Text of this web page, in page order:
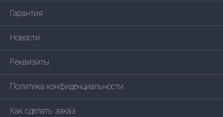
Гарантия
Новости
Реквизиты
Политика конфиденциальности
Как сделать заказ